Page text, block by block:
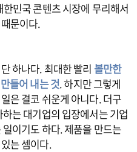
민국 콘텐츠 시장에 무리해서
문이다.
하나다. 최대한 빨리 볼만한
들어 내는 것. 하지만 그렇게
은 결코 쉬운게 아니다. 더구
는 대기업의 입장에서는 기업
이기도 하다. 제품을 만드는
는 셈이다.